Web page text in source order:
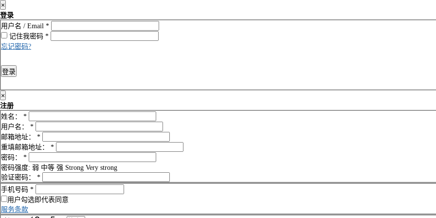
×
登录
用户名 / Email *
密码 *
记住我
忘记密码?
登录
×
注册
姓名：
*
用户名：
*
邮箱地址：
*
重填邮箱地址：
*
密码：
*
密码强度: 弱 中等 强 Strong Very strong
验证密码：
*
手机号码 *
用户勾选即代表同意
服务条款